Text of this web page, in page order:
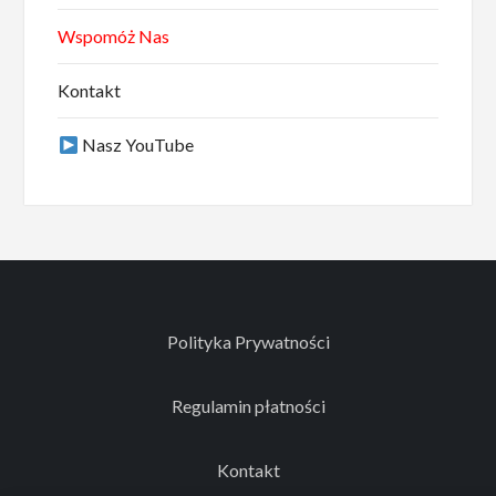
Wspomóż Nas
Kontakt
Nasz YouTube
Polityka Prywatności
Regulamin płatności
Kontakt